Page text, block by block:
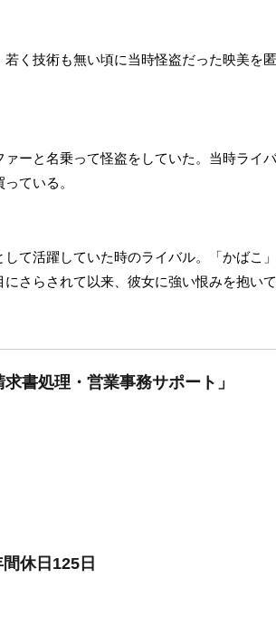
く技術も無い頃に当時怪盗だった映美を
ーと名乗って怪盗をしていた。当時ライ
ている。
て活躍していた時のライバル。「かばこ
さらされて以来、彼女に強い恨みを抱い
書処理・営業事務サポート」
休日125日